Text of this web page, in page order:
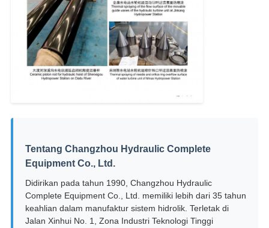
Tentang Changzhou Hydraulic Complete
Equipment Co., Ltd.
Didirikan pada tahun 1990, Changzhou Hydraulic
Complete Equipment Co., Ltd. memiliki lebih dari 35 tahun
keahlian dalam manufaktur sistem hidrolik. Terletak di
Jalan Xinhui No. 1, Zona Industri Teknologi Tinggi